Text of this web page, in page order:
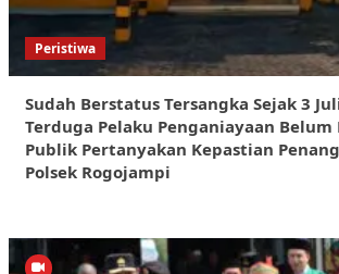
Peristiwa
Sudah Berstatus Tersangka Sejak 3
Terduga Pelaku Penganiayaan
Publik Pertanyakan Kepastian
Polsek Rogojampi